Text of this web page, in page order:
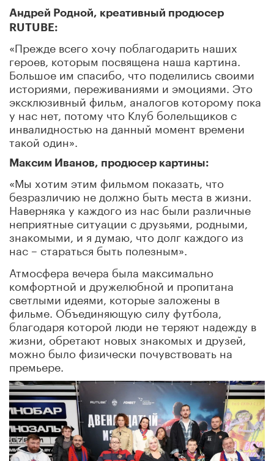
Андрей Родной, креативный продюсер
RUTUBE:
«Прежде всего хочу поблагодарить наших
героев, которым посвящена наша картина.
Большое им спасибо, что поделились своими
историями, переживаниями и эмоциями. Это
эксклюзивный фильм, аналогов которому пока
у нас нет, потому что Клуб болельщиков с
инвалидностью на данный момент времени
такой один».
Максим Иванов, продюсер картины:
«Мы хотим этим фильмом показать, что
безразличию не должно быть места в жизни.
Наверняка у каждого из нас были различные
неприятные ситуации с друзьями, родными,
знакомыми, и я думаю, что долг каждого из
нас – стараться быть полезным».
Атмосфера вечера была максимально
комфортной и дружелюбной и пропитана
светлыми идеями, которые заложены в
фильме. Объединяющую силу футбола,
благодаря которой люди не теряют надежду в
жизни, обретают новых знакомых и друзей,
можно было физически почувствовать на
премьере.